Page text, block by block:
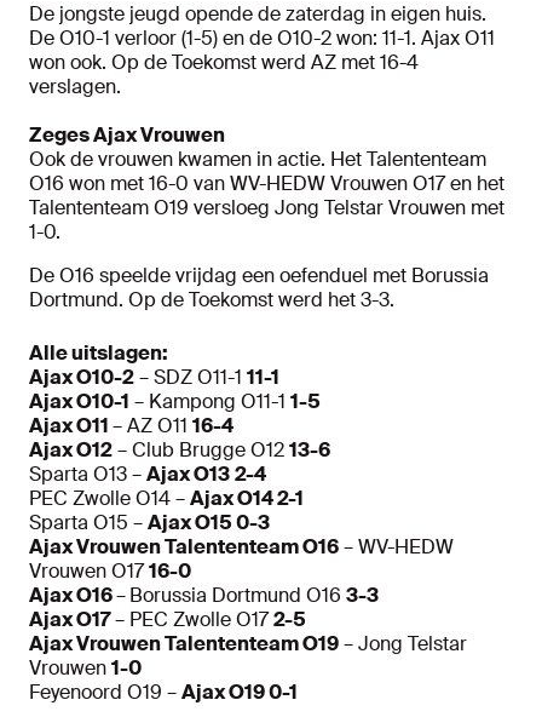
De jongste jeugd opende de zaterdag in eigen huis.
De O10-1 verloor (1-5) en de O10-2 won: 11-1. Ajax O11
won ook. Op de Toekomst werd AZ met 16-4
verslagen.
Zeges Ajax Vrouwen
Ook de vrouwen kwamen in actie. Het Talententeam
O16 won met 16-0 van WV-HEDW Vrouwen O17 en het
Talententeam O19 versloeg Jong Telstar Vrouwen met
1-0.
De O16 speelde vrijdag een oefenduel met Borussia
Dortmund. Op de Toekomst werd het 3-3.
Alle uitslagen:
Ajax O10-2– SDZ O11-1 11-1
Ajax O10-1 – Kampong O11-1 1-5
Ajax O11– AZ O11 16-4
Ajax O12– Club Brugge O1213-6
Sparta O13 –Ajax O132-4
PEC Zwolle O14 –Ajax O14 2-1
Sparta O15 –Ajax O15 0-3
Ajax Vrouwen Talententeam O16– WV-HEDW
Vrouwen O1716-0
Ajax O16–Borussia Dortmund O16 3-3
Ajax O17– PEC Zwolle O172-5
Ajax Vrouwen Talententeam O19– Jong Telstar
Vrouwen1-0
Feyenoord O19 –Ajax O19 0-1